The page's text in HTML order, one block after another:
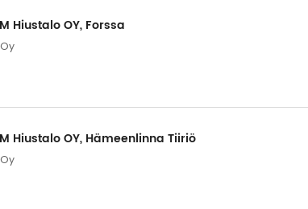
Hiustalo OY, Forssa
Hiustalo OY, Hämeenlinna Tiiriö